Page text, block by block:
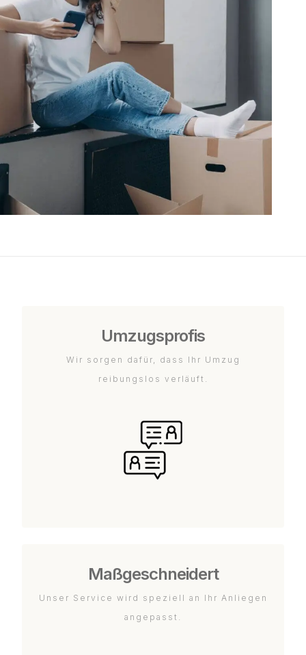
Umzugsprofis
Wir sorgen dafür, dass Ihr Umzug
reibungslos verläuft.
Maßgeschneidert
Unser Service wird speziell an Ihr Anliegen
angepasst.